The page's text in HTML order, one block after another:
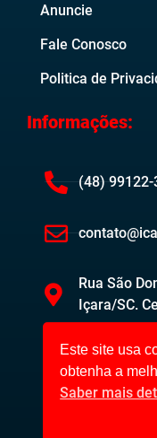
Anuncie
Fale Conosco
Politica de
Informações:
(48) 99122-
Rua São
Içara/SC.
Este site usa
obtenha a
Saber mais